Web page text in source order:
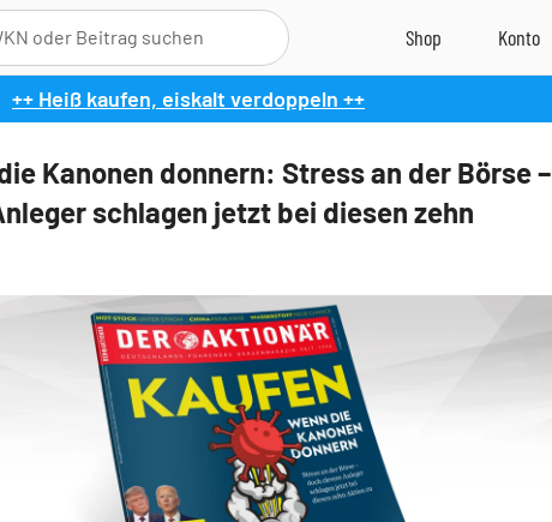
++ Heiß kaufen, eiskalt verdoppeln ++
Kanonen donnern: Stress an der Börse –
schlagen jetzt bei diesen zehn